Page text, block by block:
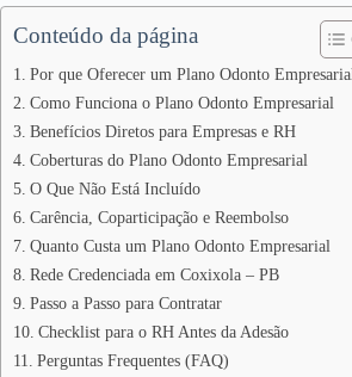
Conteúdo da página
Por que Oferecer um Plano Odonto
Como Funciona o Plano Odonto Empresarial
Benefícios Diretos para Empresas e RH
Coberturas do Plano Odonto Empresarial
O Que Não Está Incluído
Carência, Coparticipação e Reembolso
Quanto Custa um Plano Odonto Empresarial
Rede Credenciada em Coxixola – PB
Passo a Passo para Contratar
Checklist para o RH Antes da Adesão
Perguntas Frequentes (FAQ)